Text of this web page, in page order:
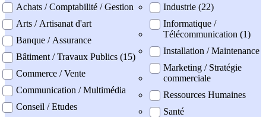
professionel
Achats / Comptabilité / Gestion
Arts / Artisanat d'art
Banque / Assurance
Bâtiment / Travaux Publics (15)
Commerce / Vente
Communication / Multimédia
Conseil / Etudes
Industrie (22)
Informatique /
Télécommunication (1)
Installation / Maintenance
Marketing / Stratégie
commerciale
Ressources Humaines
Santé